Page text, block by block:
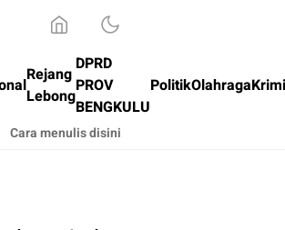
Rejang
Lebong
DPRD
PROV
BENGKULU
PolitikOlahraga
Cara menulis disini